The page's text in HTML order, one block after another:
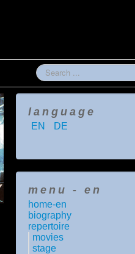
Search
...
language
EN DE
menu - en
home-en
biography
repertoire
movies
stage